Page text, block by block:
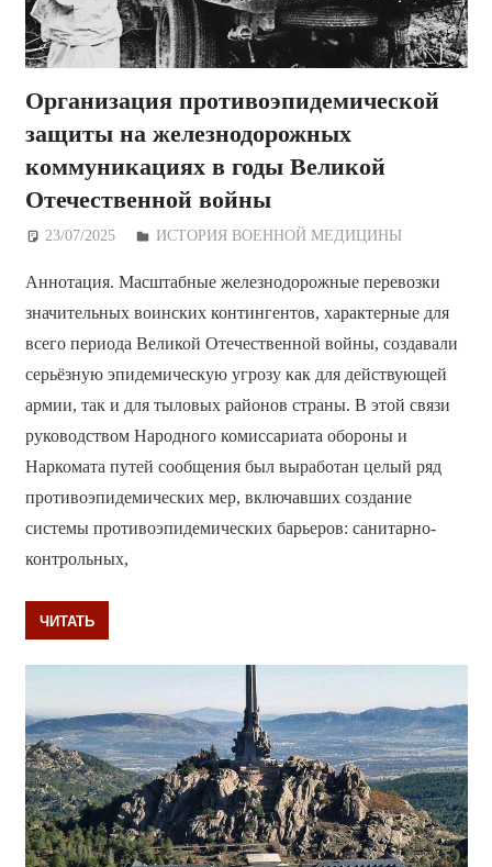
Организация противоэпидемической
защиты на железнодорожных
коммуникациях в годы Великой
Отечественной войны
23/07/2025 Дежурный по Редакции
ИСТОРИЯ ВОЕННОЙ МЕДИЦИНЫ
Аннотация. Масштабные железнодорожные перевозки
значительных воинских контингентов, характерные для
всего периода Великой Отечественной войны, создавали
серьёзную эпидемическую угрозу как для действующей
армии, так и для тыловых районов страны. В этой связи
руководством Народного комиссариата обороны и
Наркомата путей сообщения был выработан целый ряд
противоэпидемических мер, включавших создание
системы противоэпидемических барьеров: санитарно-
контрольных,
ЧИТАТЬ